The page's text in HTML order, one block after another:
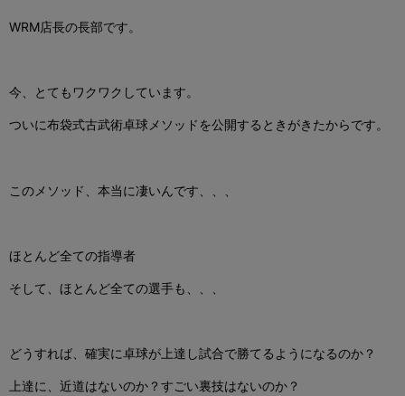
WRM店長の長部です。
今、とてもワクワクしています。
ついに布袋式古武術卓球メソッドを公開するときがきたからです。
このメソッド、本当に凄いんです、、、
ほとんど全ての指導者
そして、ほとんど全ての選手も、、、
どうすれば、確実に卓球が上達し試合で勝てるようになるのか？
上達に、近道はないのか？すごい裏技はないのか？